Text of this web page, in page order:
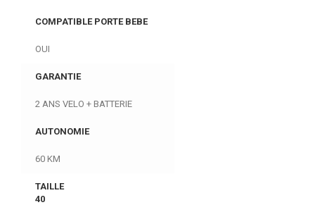
COMPATIBLE PORTE BEBE
OUI
GARANTIE
2 ANS VELO + BATTERIE
AUTONOMIE
60 KM
TAILLE
40